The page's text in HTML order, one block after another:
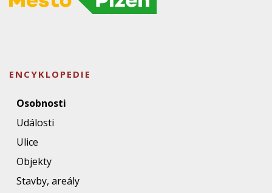
ENCYKLOPEDIE
Osobnosti
Události
Ulice
Objekty
Stavby, areály